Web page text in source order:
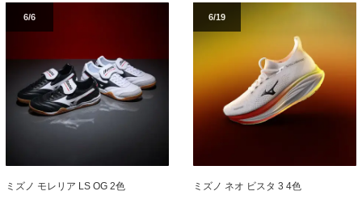
6/6
ミズノ モレリア LS OG 2色
6/19
ミズノ ネオ ビスタ 3 4色